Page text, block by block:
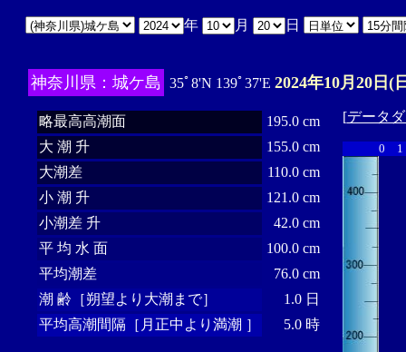
年 月 日
神奈川県：城ケ島 35ﾟ8'N 139ﾟ37'E 2024年10月20日(
略最高高潮面
195.0 cm
大 潮 升
155.0 cm
大潮差
110.0 cm
小 潮 升
121.0 cm
小潮差 升
42.0 cm
平 均 水 面
100.0 cm
平均潮差
76.0 cm
潮 齢［朔望より大潮まで］
1.0 日
平均高潮間隔［月正中より満潮 ］
5.0 時
[データ
0 1